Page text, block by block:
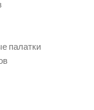
палатки